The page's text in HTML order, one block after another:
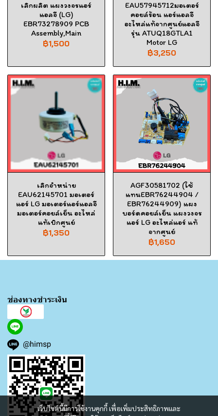
เลิกผลิต แผงวงจรแอร์
แอลจี (LG)
EBR73278909 PCB
Assembly,Main
฿1,500
EAU57945712มอเตอร์
คอยล์ร้อน แอร์แอลจี
อะไหล่แท้จากศูนย์แอลจี
รุ่น ATUQ18GTLA1
Motor LG
฿3,250
เลิกจำหน่าย
EAU62145701 มอเตอร์
แอร์ LG มอเตอร์แอร์แอลจี
มอเตอร์คอยล์เย็น อะไหล่
แท้เบิกศูนย์
฿1,350
AGF30581702 (ใช้
แทนEBR76244904 /
EBR76244909) แผง
บอร์ดคอยล์เย็น แผงวงจร
แอร์ LG อะไหล่แอร์ แท้
จากศูนย์
฿1,650
เว็บไซต์นี้มีการใช้งานคุกกี้ เพื่อเพิ่มประสิทธิภาพและ
ช่องทางชำระเงิน
@himsp